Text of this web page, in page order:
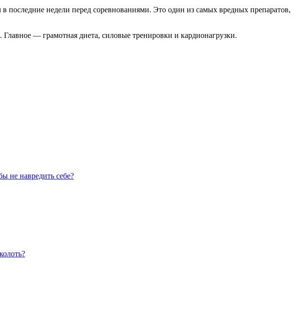
последние недели перед соревнованиями. Это один из самых вредных препаратов,
— грамотная диета, силовые тренировки и кардионагрузки.
не навредить себе?